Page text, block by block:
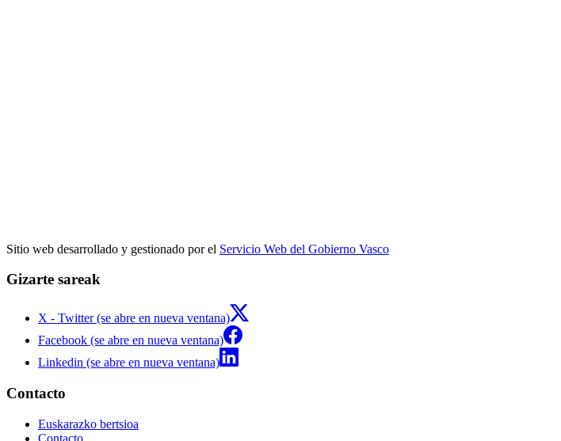
Sitio web desarrollado y gestionado por el Servicio Web del Gobierno Vasco
Gizarte sareak
X - Twitter (se abre en nueva ventana)
Facebook (se abre en nueva ventana)
Linkedin (se abre en nueva ventana)
Contacto
Euskarazko bertsioa
Contacto